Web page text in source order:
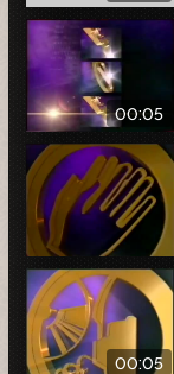
00:05
00:05